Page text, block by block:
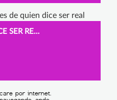
NO TE FÍES DE QUIEN DICE SER REAL